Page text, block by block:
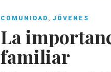
COMUNIDAD , JÓVENES
La
familiar